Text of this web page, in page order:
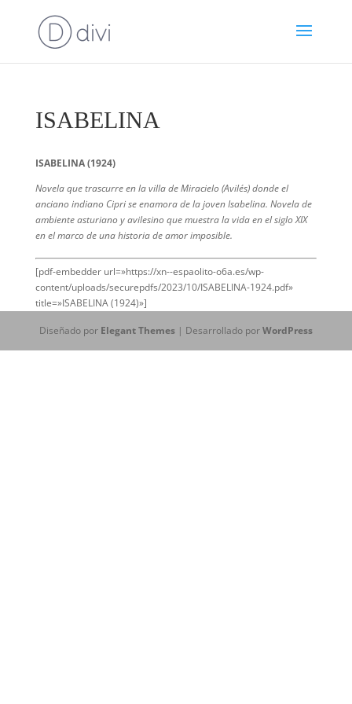
ISABELINA
ISABELINA (1924)
Novela que trascurre en la villa de Miracielo (Avilés) donde el
anciano indiano Cipri se enamora de la joven Isabelina. Novela de
ambiente asturiano y avilesino que muestra la vida en el siglo XIX
en el marco de una historia de amor imposible.
[pdf-embedder url=»https://xn--espaolito-o6a.es/wp-
content/uploads/securepdfs/2023/10/ISABELINA-1924.pdf»
title=»ISABELINA (1924)»]
Diseñado por Elegant Themes| Desarrollado porWordPress